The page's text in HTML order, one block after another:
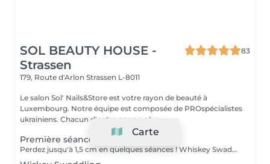
SOL BEAUTY HOUSE -
Strassen
83
179, Route d'Arlon Strassen L-8011
Le salon Sol' Nails&Store est votre rayon de beauté à
Luxembourg. Notre équipe est composée de PROspécialistes
ukrainiens. Chacun d'entre nous a plus...
Première séance : -50 %
Perdez jusqu'à 1,5 cm en quelques séances ! Whiskey Swaddling - Une expérience de soin corporel luxueuse en institut Envie de vous faire plaisir tout en obtenant de vrais résultats ? Notre soin Whiskey Swaddling est bien plus qu'un simple enveloppement corporel : c'est un rituel complet conçu pour détoxifier, tonifier et nourrir votre peau en profondeur. Nous adaptons l'enveloppement à vos besoins à l'aide de formules riches en actifs, puis nous vous enveloppons dans des bandages, un film et de la chaleur pour optimiser les résultats. Le doux contraste de température, associé à des actifs puissants, fait des merveilles, et les résultats parlent d'eux-mêmes : Bienfaits : Détoxification du corps et perte de centimètres Une peau plus ferme et plus lisse Amélioration de la tonicité et de la circulation Envie d'enrichir votre expérience ? Ajoutez un soin du visage pendant l'enveloppement et un massage de drainage lymphatique après celui-ci pour booster la détoxification, améliorer la circulation et doubler l'efficacité de votre soin. Faites de ce moment une expérience pour tout le corps !
Carte